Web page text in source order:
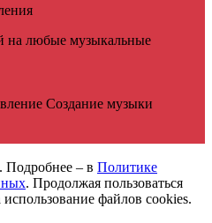
на любые музыкальные
Создание музыки
Подробнее – в Политике
. Продолжая пользоваться
файлов cookies.